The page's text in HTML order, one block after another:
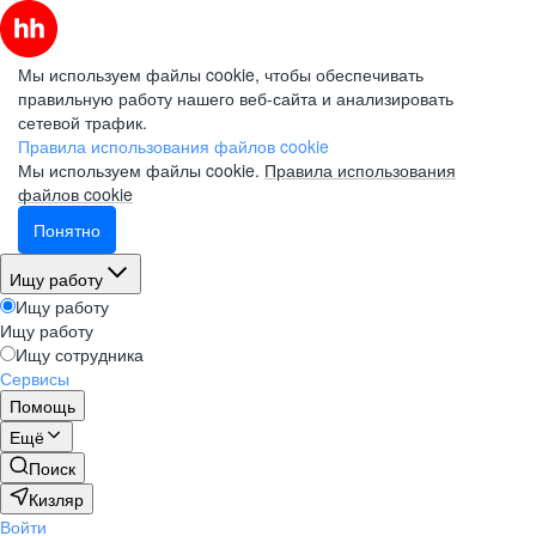
Мы используем файлы cookie, чтобы обеспечивать
правильную работу нашего веб-сайта и анализировать
сетевой трафик.
Правила использования файлов cookie
Мы используем файлы cookie. Правила использования
файлов cookie
Понятно
Ищу работу
Ищу работу
Ищу работу
Ищу сотрудника
Сервисы
Помощь
Ещё
Поиск
Кизляр
Войти